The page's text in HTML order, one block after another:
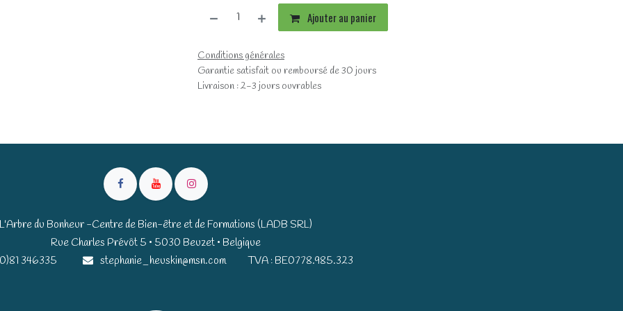
Ajouter au panier
Conditions générales
Garantie satisfait ou remboursé de 30 jours
Livraison : 2-3 jours ouvrables
L'Arbre du Bonheur -Centre de Bien-être et de Formations (LADB SRL)
Rue Charles Prévôt 5 • 5030 Beuzet • Belgique​​
346335
stephanie_heuskin@msn.com TVA : BE0778.985.323